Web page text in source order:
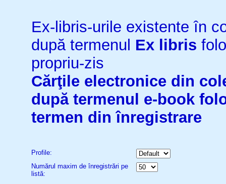
Ex-libris-urile existente în
după termenul Ex libris
propriu-zis
Cărţile electronice din
după termenul e-book
termen din înregistrare
Profile:
Numărul maxim de înregistrări pe
listă: